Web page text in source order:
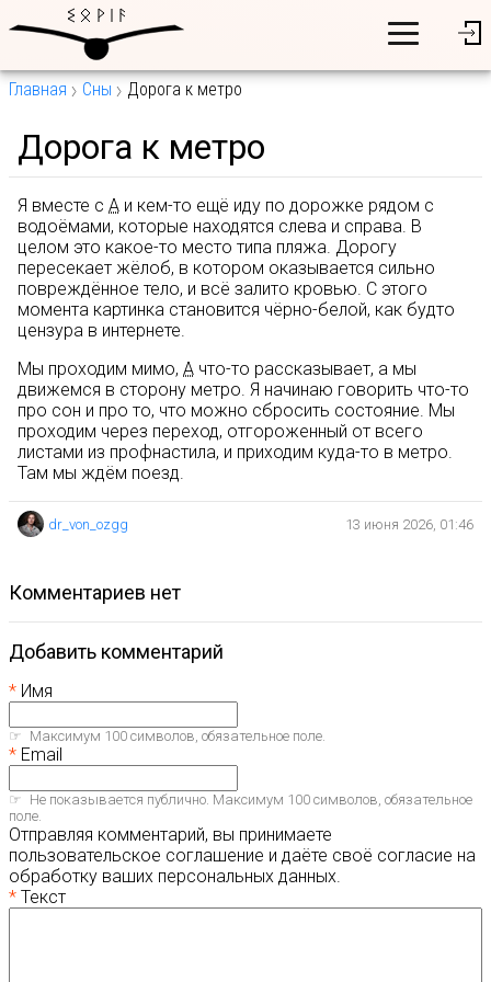
Главная Сны Дорога к метро
Дорога к метро
Я вместе с А и кем-то ещё иду по дорожке рядом с
водоёмами, которые находятся слева и справа. В
целом это какое-то место типа пляжа. Дорогу
пересекает жёлоб, в котором оказывается сильно
повреждённое тело, и всё залито кровью. С этого
момента картинка становится чёрно-белой, как будто
цензура в интернете.
Мы проходим мимо, А что-то рассказывает, а мы
движемся в сторону метро. Я начинаю говорить что-то
про сон и про то, что можно сбросить состояние. Мы
проходим через переход, отгороженный от всего
листами из профнастила, и приходим куда-то в метро.
Там мы ждём поезд.
dr_von_ozgg 13 июня 2026, 01:46
комментариев нет
Добавить комментарий
Имя
Максимум 100 символов, обязательное поле.
Email
Не показывается публично. Максимум 100 символов, обязательное
поле.
Отправляя комментарий, вы принимаете
пользовательское соглашение и даёте своё согласие на
обработку ваших персональных данных.
Текст